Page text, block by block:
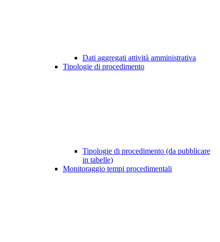
Dati aggregati attività amministrativa
Tipologie di procedimento
Tipologie di procedimento (da pubblicare
in tabelle)
Monitoraggio tempi procedimentali